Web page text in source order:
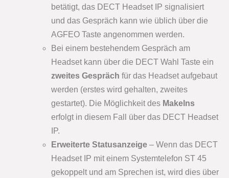
betätigt, das DECT Headset IP signalisiert
und das Gespräch kann wie üblich über die
AGFEO Taste angenommen werden.
Bei einem bestehendem Gespräch am
Headset kann über die DECT Wahl Taste ein
zweites Gespräch für das Headset aufgebaut
werden (erstes wird gehalten, zweites
gestartet). Die Möglichkeit des Makelns
erfolgt in diesem Fall über das DECT Headset
IP.
Erweiterte Statusanzeige – Wenn das DECT
Headset IP mit einem Systemtelefon ST 45
gekoppelt und am Sprechen ist, wird dies über